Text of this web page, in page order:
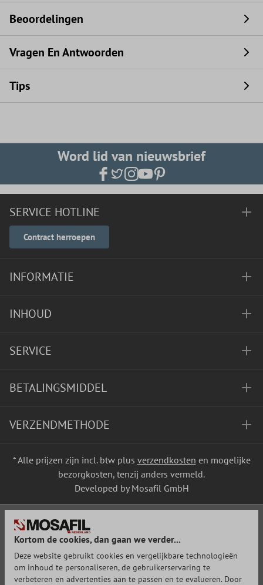
Beoordelingen
Vragen En Antwoorden
Tips
Word lid van nieuwsbrief
SERVICE HOTLINE
Contract herroepen
INFORMATIE
INHOUD
SERVICE
BETALINGSMIDDEL
VERZENDMETHODE
* Alle prijzen zijn incl. btw plus verzendkosten en mogelijke
bezorgkosten, tenzij anders vermeld.
Developed by Mosafil GmbH
Kortom de cookies, dan gaan we verder...
Deze website gebruikt cookies en vergelijkbare technologieën
om inhoud te personaliseren, de gebruikerservaring te
verbeteren en advertenties aan te passen en te evalueren. Door